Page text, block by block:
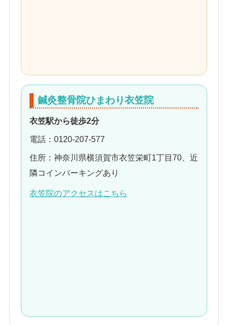
鍼灸整骨院ひまわり衣笠院
衣笠駅から徒歩2分
電話：0120-207-577
住所：神奈川県横須賀市衣笠栄町1丁目70、近
隣コインパーキングあり
衣笠院のアクセスはこちら